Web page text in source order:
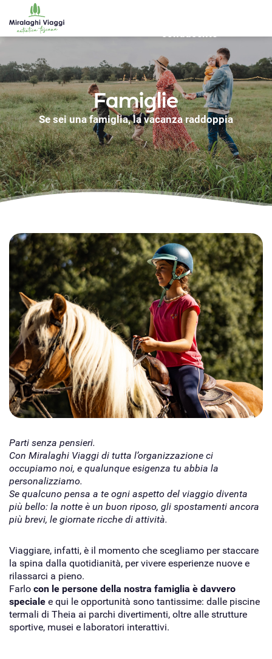
WS_OK_8.2.31
Viaggi
Famiglie
Se sei una famiglia, la vacanza raddoppia
Parti senza pensieri.
Con Miralaghi Viaggi di tutta l’organizzazione ci
occupiamo noi, e qualunque esigenza tu abbia la
personalizziamo.
Se qualcuno pensa a te ogni aspetto del viaggio diventa
più bello: la notte è un buon riposo, gli spostamenti ancora
più brevi, le giornate ricche di attività.
Viaggiare, infatti, è il momento che scegliamo per staccare
la spina dalla quotidianità, per vivere esperienze nuove e
rilassarci a pieno.
Farlo con le persone della nostra famiglia è davvero
speciale e qui le opportunità sono tantissime: dalle piscine
termali di Theia ai parchi divertimenti, oltre alle strutture
sportive, musei e laboratori interattivi.